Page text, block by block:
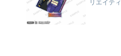
リエイテ